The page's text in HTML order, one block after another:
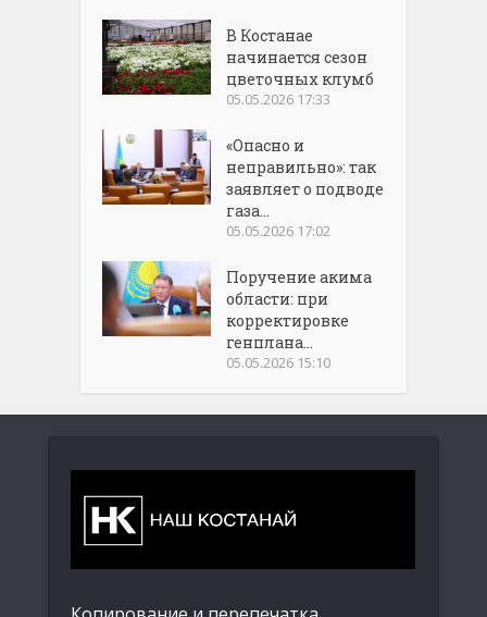
В Костанае
начинается сезон
цветочных клумб
05.05.2026 17:33
«Опасно и
неправильно»: так
заявляет о подводе
газа...
05.05.2026 17:02
Поручение акима
области: при
корректировке
генплана...
05.05.2026 15:10